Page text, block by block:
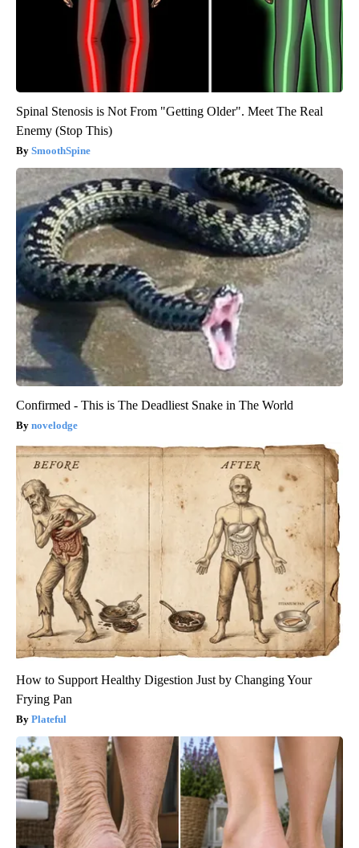
Spinal Stenosis is Not From "Getting Older". Meet The Real
Enemy (Stop This)
SmoothSpine
Confirmed - This is The Deadliest Snake in The World
novelodge
How to Support Healthy Digestion Just by Changing Your
Frying Pan
Plateful